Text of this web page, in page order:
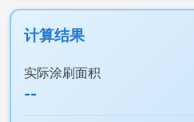
计算结果
实际涂刷面积
--